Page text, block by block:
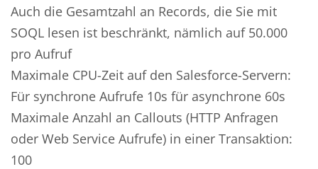
Auch die Gesamtzahl an Records, die Sie mit
SOQL lesen ist beschränkt, nämlich auf 50.000
pro Aufruf
Maximale CPU-Zeit auf den Salesforce-Servern:
Für synchrone Aufrufe 10s für asynchrone 60s
Maximale Anzahl an Callouts (HTTP Anfragen
oder Web Service Aufrufe) in einer Transaktion:
100